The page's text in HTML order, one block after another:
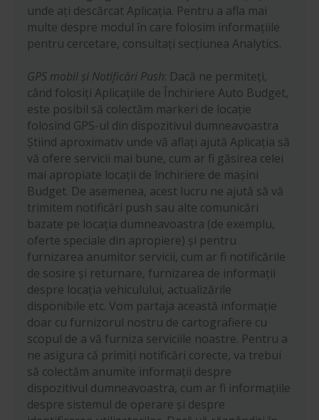
unde ați descărcat Aplicația. Pentru a afla mai
multe despre modul în care folosim informațiile
pentru cercetare, consultați secțiunea Analytics.
GPS mobil și Notificări Push: Dacă ne permiteți,
când folosiți Aplicațiile de Închiriere Auto Budget,
este posibil să colectăm markeri de locație
folosind GPS-ul din dispozitivul dumneavoastra
Știind aproximativ unde vă aflați ajută Aplicația să
vă ofere servicii mai bune, cum ar fi găsirea celei
mai apropiate locații de închiriere de mașini
Budget. De asemenea, acest lucru ne ajută să vă
trimitem notificări push sau alte comunicări
bazate pe locația dumneavoastra (de exemplu,
oferte speciale din apropiere) și pentru
furnizarea anumitor servicii, cum ar fi notificările
de sosire și returnare, furnizarea de informații
despre locația vehiculului, actualizările
disponibile etc. Vom partaja această informație
doar cu furnizorul nostru de cartografiere cu
scopul de a vă furniza serviciile noastre. Pentru a
ne asigura că primiți notificări corecte, va trebui
să colectăm anumite informații despre
dispozitivul dumneavoastra, cum ar fi informațiile
despre sistemul de operare și despre